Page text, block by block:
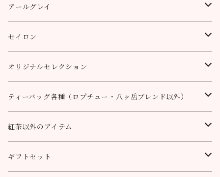
3個
10個
アルミ袋（リーフ）
100g
200g
ティーポット用ティーバッグ
50g
100g
ハッピーバレー茶園
50g
100g
キャッスルトン茶園
50g
100g
ロヒーニ茶園
50g
100g
リーフ
100g
200g
CTC
100g
200g
アールグレイ
アールグレイ
100g
200g
アールグレイ・オリジナルブレンド
100g
200g
セイロン
ウバ
100g
200g
ルフナ
100g
200g
オリジナルセレクション
八ヶ岳ブレンド
ティーバッグ30個入り
ティーバッグ70個入り
オーガニック （テミ茶園）
ニルギリ（カムラージ茶園）
ティーバッグ各種（ロプチュー・八ヶ岳ブレンド以外）
ティーバッグ10個
ティーバッグ20個
紅茶以外のアイテム
カレーパウダー
ギフトセット